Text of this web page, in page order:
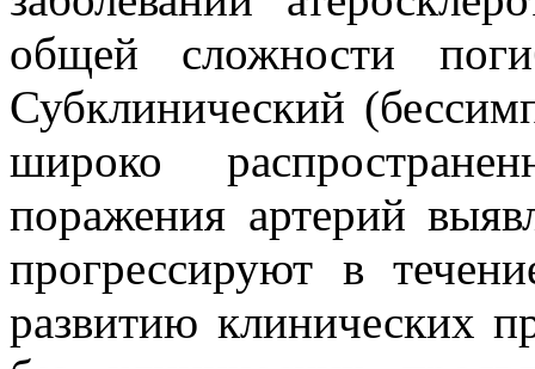
общей сложности
Субклинический
широко
поражения артерий
прогрессируют в
развитию клинических